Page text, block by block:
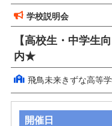
学校説明会
【高校生・中学生
内★
飛鳥未来きずな高等
開催日